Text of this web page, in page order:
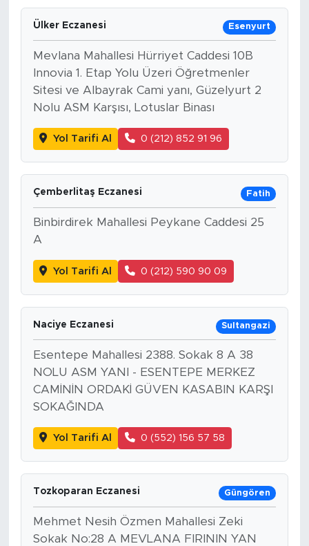
Ülker Eczanesi Esenyurt
Mevlana Mahallesi Hürriyet Caddesi 10B
Innovia 1. Etap Yolu Üzeri Öğretmenler
Sitesi ve Albayrak Cami yanı, Güzelyurt 2
Nolu ASM Karşısı, Lotuslar Binası
Yol Tarifi Al 0 (212) 852 91 96
Çemberlitaş Eczanesi Fatih
Binbirdirek Mahallesi Peykane Caddesi 25
A
Yol Tarifi Al 0 (212) 590 90 09
Naciye Eczanesi Sultangazi
Esentepe Mahallesi 2388. Sokak 8 A 38
NOLU ASM YANI - ESENTEPE MERKEZ
CAMİNİN ORDAKİ GÜVEN KASABIN KARŞI
SOKAĞINDA
Yol Tarifi Al 0 (552) 156 57 58
Tozkoparan Eczanesi Güngören
Mehmet Nesih Özmen Mahallesi Zeki
Sokak No:28 A MEVLANA FIRININ YAN